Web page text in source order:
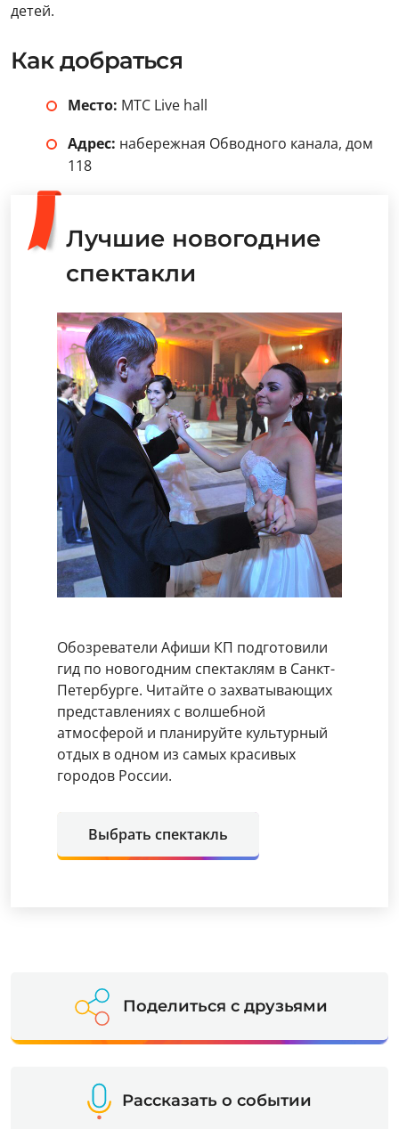
детей.
Как добраться
Место: MTC Live hall
Адрес: набережная Обводного канала, дом
118
Лучшие новогодние
спектакли
Обозреватели Афиши КП подготовили
гид по новогодним спектаклям в Санкт-
Петербурге. Читайте о захватывающих
представлениях с волшебной
атмосферой и планируйте культурный
отдых в одном из самых красивых
городов России.
Выбрать спектакль
Поделиться с друзьями
Рассказать о событии